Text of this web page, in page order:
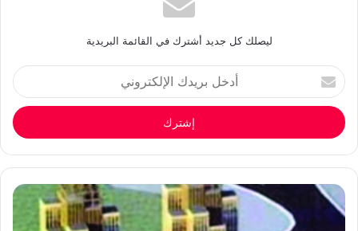
ليصلك كل جديد أشترك في القائمة البريدية
أدخل
بريدك
الإلكتروني